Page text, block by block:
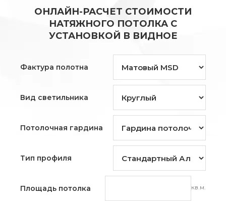
ОНЛАЙН-РАСЧЕТ СТОИМОСТИ
НАТЯЖНОГО ПОТОЛКА С
УСТАНОВКОЙ В ВИДНОЕ
Фактура полотна
Вид светильника
Потолочная гардина
Тип профиля
Площадь потолка кв.м.